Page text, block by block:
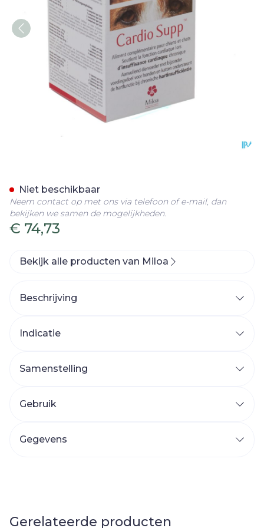
€ 74,73
Niet beschikbaar
Neem contact op met ons via telefoon of e-mail, dan
bekijken we samen de mogelijkheden.
Bekijk alle producten van Miloa
Beschrijving
Indicatie
Samenstelling
Gebruik
Gegevens
Gerelateerde producten